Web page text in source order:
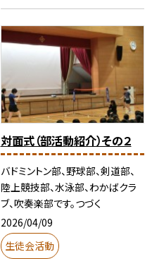
対面式（部活動紹介）その２
バドミントン部、野球部、剣道部、
陸上競技部、水泳部、わかばクラ
ブ、吹奏楽部です。つづく
2026/04/09
生徒会活動